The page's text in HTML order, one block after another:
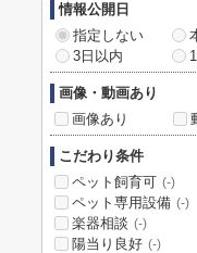
情報公開日
指定しない
3日以内
画像・動画あり
画像あり
こだわり条件
ペット飼育可 (-)
ペット専用設備 (-)
楽器相談 (-)
陽当り良好 (-)